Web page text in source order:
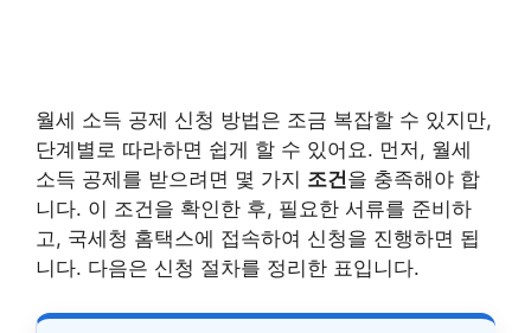
월세 소득 공제 신청 방법은 조금 복잡할 수 있지만,
단계별로 따라하면 쉽게 할 수 있어요. 먼저, 월세
소득 공제를 받으려면 몇 가지 조건을 충족해야 합
니다. 이 조건을 확인한 후, 필요한 서류를 준비하
고, 국세청 홈택스에 접속하여 신청을 진행하면 됩
니다. 다음은 신청 절차를 정리한 표입니다.